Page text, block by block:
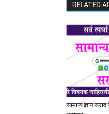
RELATED
सामान्य ज्ञान सराव